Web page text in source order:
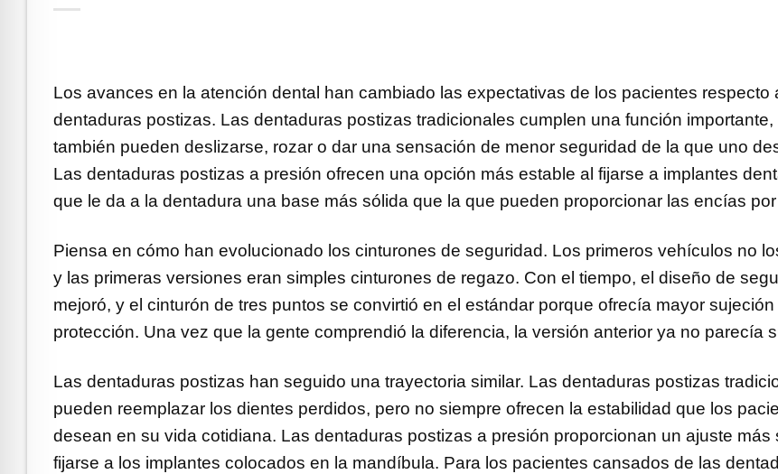
Los avances en la atención dental han cambiado las expectativas de los pacientes respecto
dentaduras postizas. Las dentaduras postizas tradicionales cumplen una función importante,
también pueden deslizarse, rozar o dar una sensación de menor seguridad de la que uno
Las dentaduras postizas a presión ofrecen una opción más estable al fijarse a implantes
que le da a la dentadura una base más sólida que la que pueden proporcionar las encías
Piensa en cómo han evolucionado los cinturones de seguridad. Los primeros vehículos no
y las primeras versiones eran simples cinturones de regazo. Con el tiempo, el diseño de
mejoró, y el cinturón de tres puntos se convirtió en el estándar porque ofrecía mayor sujeción
protección. Una vez que la gente comprendió la diferencia, la versión anterior ya no parecía
Las dentaduras postizas han seguido una trayectoria similar. Las dentaduras postizas
pueden reemplazar los dientes perdidos, pero no siempre ofrecen la estabilidad que los
desean en su vida cotidiana. Las dentaduras postizas a presión proporcionan un ajuste más
fijarse a los implantes colocados en la mandíbula. Para los pacientes cansados de las
Safe Mode